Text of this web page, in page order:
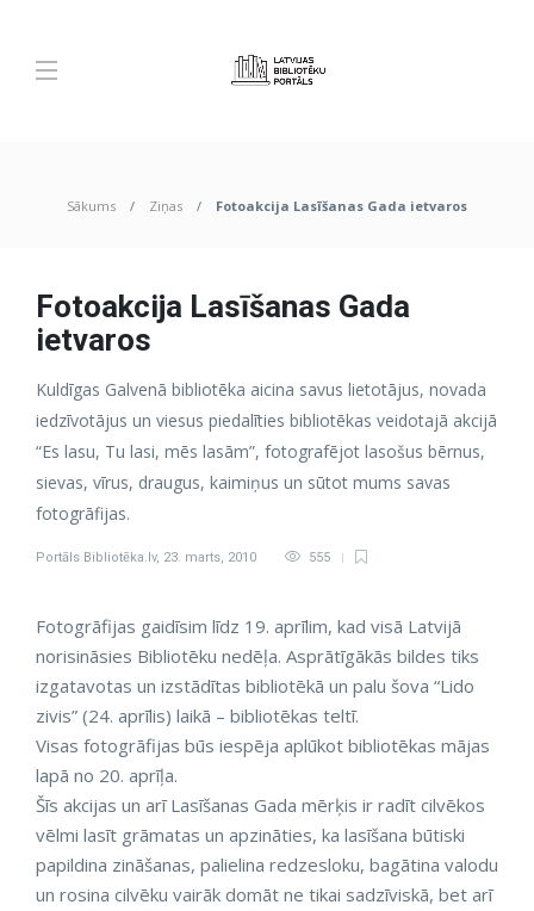
Sākums Ziņas Fotoakcija Lasīšanas Gada ietvaros
Fotoakcija Lasīšanas Gada
ietvaros
Kuldīgas Galvenā bibliotēka aicina savus lietotājus, novada
iedzīvotājus un viesus piedalīties bibliotēkas veidotajā akcijā
“Es lasu, Tu lasi, mēs lasām”, fotografējot lasošus bērnus,
sievas, vīrus, draugus, kaimiņus un sūtot mums savas
fotogrāfijas.
Portāls Bibliotēka.lv, 23. marts, 2010 555
Fotogrāfijas gaidīsim līdz 19. aprīlim, kad visā Latvijā
norisināsies Bibliotēku nedēļa. Asprātīgākās bildes tiks
izgatavotas un izstādītas bibliotēkā un palu šova “Lido
zivis” (24. aprīlis) laikā – bibliotēkas teltī.
Visas fotogrāfijas būs iespēja aplūkot bibliotēkas mājas
lapā no 20. aprīļa.
Šīs akcijas un arī Lasīšanas Gada mērķis ir radīt cilvēkos
vēlmi lasīt grāmatas un apzināties, ka lasīšana būtiski
papildina zināšanas, palielina redzesloku, bagātina valodu
un rosina cilvēku vairāk domāt ne tikai sadzīviskā, bet arī